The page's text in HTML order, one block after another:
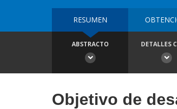
RESUMEN
ABSTRACTO DETALLES
Objetivo de